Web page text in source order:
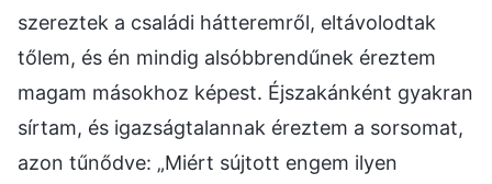
szereztek a családi hátteremről, eltávolodtak
tőlem, és én mindig alsóbbrendűnek éreztem
magam másokhoz képest. Éjszakánként gyakran
sírtam, és igazságtalannak éreztem a sorsomat,
azon tűnődve: „Miért sújtott engem ilyen